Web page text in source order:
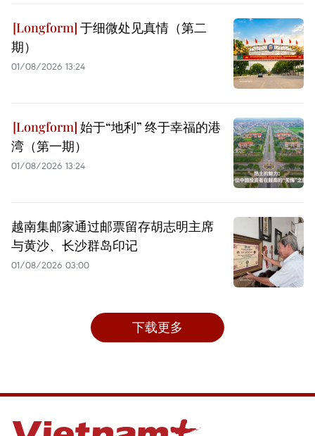
于细微处见真情（第二
期）
01/08/2026 13:24
始于“地利” 终于幸福的港
湾（第一期）
01/08/2026 13:24
越南集邮家通过邮票留存胡志明主席
与黄沙、长沙群岛印记
01/08/2026 03:00
下载更多